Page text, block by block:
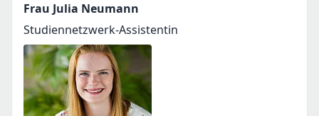
Frau Julia Neumann
Studiennetzwerk-Assistentin